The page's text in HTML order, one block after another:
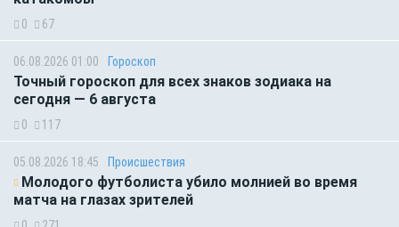
0 67
06.08.2026 01:00 Гороскоп
Точный гороскоп для всех знаков зодиака на
сегодня — 6 августа
0 117
05.08.2026 18:45 Происшествия
Молодого футболиста убило молнией во время
матча на глазах зрителей